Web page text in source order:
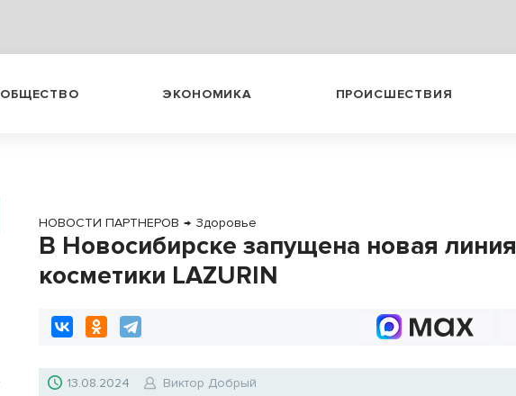
ОБЩЕСТВО ЭКОНОМИКА ПРОИСШЕСТВИЯ
НОВОСТИ ПАРТНЕРОВ → Здоровье
В Новосибирске запущена новая линия
косметики LAZURIN
13.08.2024 Виктор Добрый